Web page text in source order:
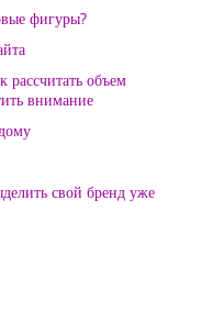
фигуры?
рассчитать объем
внимание
свой бренд уже